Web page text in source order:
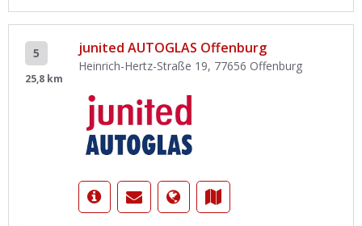
5
25,8 km
junited AUTOGLAS Offenburg
Heinrich-Hertz-Straße 19, 77656 Offenburg